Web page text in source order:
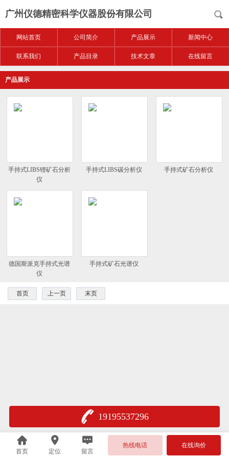
广州仪德精密科学仪器股份有限公司
网站首页 公司简介 产品展示 新闻中心
联系我们 产品目录 技术文章 在线留言
产品展示
手持式LIBS锂矿石分析
仪
手持式LIBS碳分析仪 手持式矿石分析仪
德国斯派克手持式光谱
仪
手持式矿石光谱仪
首页 上一页 末页
19195537296
首页 定位 留言
热线电话 在线询价